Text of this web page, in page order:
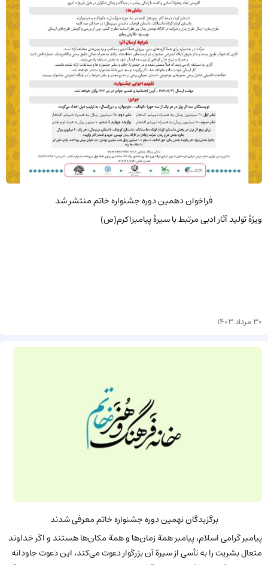
فراخوان دهمین دوره جشنواره خاتم منتشر شد
ویژۀ تولید آثار ادبی مرتبط با سیرۀ پیامبراکرم(ص)
30 مرداد 1403
برگزیدگان نهمین دوره جشنواره خاتم معرفی شدند
پیامبر گرامی اسلام، پیامبر همة زمان‌ها و همة مکان‌ها هستند و اگر خداوند
متعال بشریت را به تأسی از سیرة آن بزرگوار دعوت می‌کند، این دعوت جاودانه